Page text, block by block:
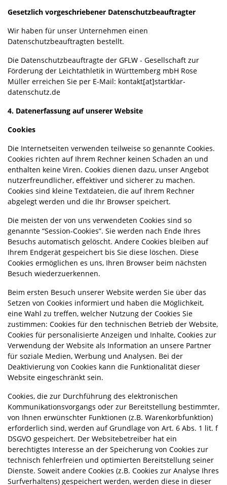
Gesetzlich vorgeschriebener Datenschutzbeauftragter
Wir haben für unser Unternehmen einen
Datenschutzbeauftragten bestellt.
Die Datenschutzbeauftragte der GFLW - Gesellschaft zur
Förderung der Leichtathletik in Württemberg mbH Rose
Müller erreichen Sie per E-Mail: kontakt[at]startklar-
datenschutz.de
4. Datenerfassung auf unserer Website
Cookies
Die Internetseiten verwenden teilweise so genannte Cookies.
Cookies richten auf Ihrem Rechner keinen Schaden an und
enthalten keine Viren. Cookies dienen dazu, unser Angebot
nutzerfreundlicher, effektiver und sicherer zu machen.
Cookies sind kleine Textdateien, die auf Ihrem Rechner
abgelegt werden und die Ihr Browser speichert.
Die meisten der von uns verwendeten Cookies sind so
genannte “Session-Cookies”. Sie werden nach Ende Ihres
Besuchs automatisch gelöscht. Andere Cookies bleiben auf
Ihrem Endgerät gespeichert bis Sie diese löschen. Diese
Cookies ermöglichen es uns, Ihren Browser beim nächsten
Besuch wiederzuerkennen.
Beim ersten Besuch unserer Website werden Sie über das
Setzen von Cookies informiert und haben die Möglichkeit,
eine Wahl zu treffen, welcher Nutzung der Cookies Sie
zustimmen: Cookies für den technischen Betrieb der Website,
Cookies für personalisierte Anzeigen und Inhalte, Cookies zur
Verwendung der Website als Information an unsere Partner
für soziale Medien, Werbung und Analysen. Bei der
Deaktivierung von Cookies kann die Funktionalität dieser
Website eingeschränkt sein.
Cookies, die zur Durchführung des elektronischen
Kommunikationsvorgangs oder zur Bereitstellung bestimmter,
von Ihnen erwünschter Funktionen (z.B. Warenkorbfunktion)
erforderlich sind, werden auf Grundlage von Art. 6 Abs. 1 lit. f
DSGVO gespeichert. Der Websitebetreiber hat ein
berechtigtes Interesse an der Speicherung von Cookies zur
technisch fehlerfreien und optimierten Bereitstellung seiner
Dienste. Soweit andere Cookies (z.B. Cookies zur Analyse Ihres
Surfverhaltens) gespeichert werden, werden diese in dieser